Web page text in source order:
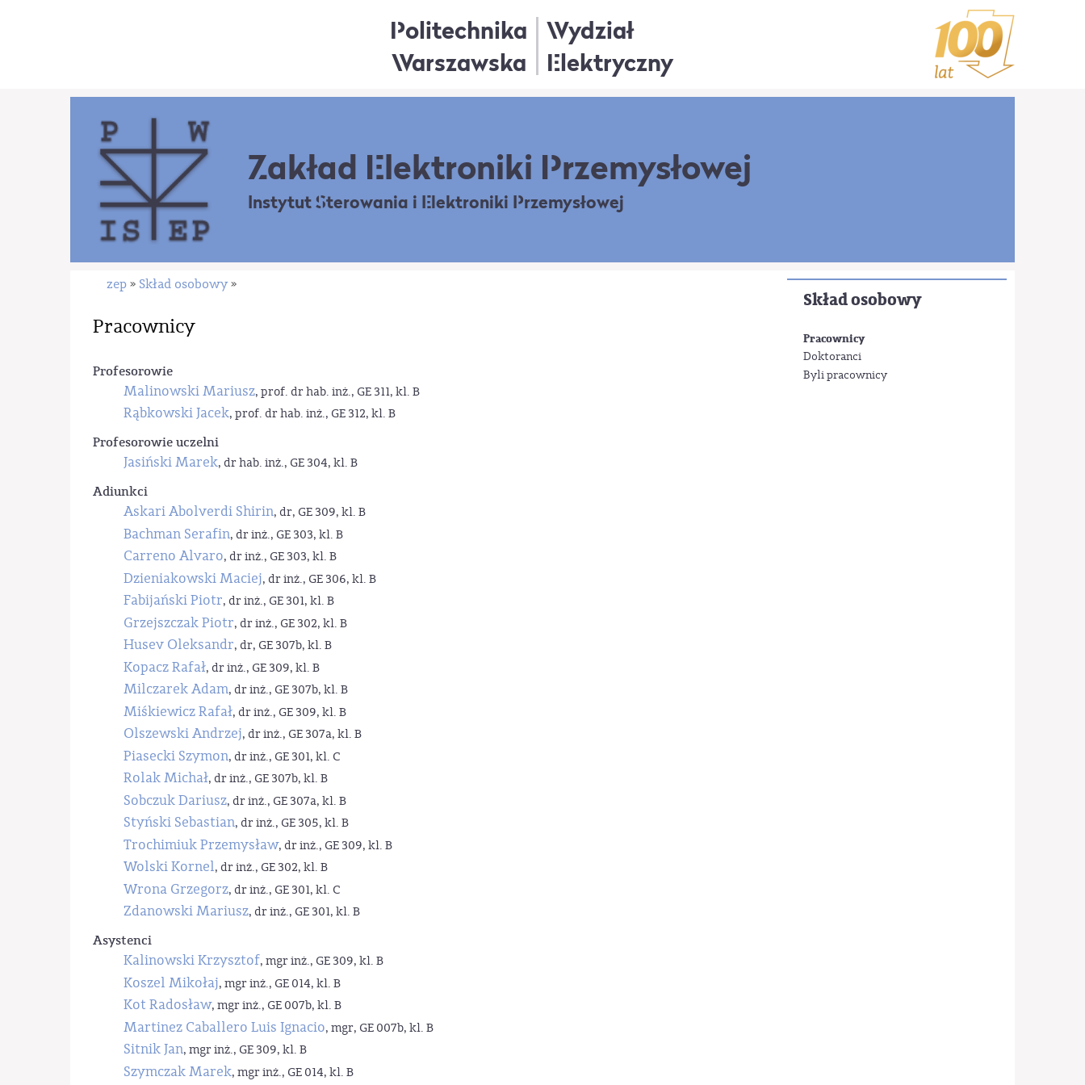
Politechnika
Warszawska
Wydział
Elektryczny
Zakład Elektroniki Przemysłowej
Instytut Sterowania i Elektroniki Przemysłowej
Skład osobowy
Pracownicy
Doktoranci
Byli pracownicy
zep » Skład osobowy »
Pracownicy
Profesorowie
Malinowski Mariusz, prof. dr hab. inż., GE 311, kl. B
Rąbkowski Jacek, prof. dr hab. inż., GE 312, kl. B
Profesorowie uczelni
Jasiński Marek, dr hab. inż., GE 304, kl. B
Adiunkci
Askari Abolverdi Shirin, dr, GE 309, kl. B
Bachman Serafin, dr inż., GE 303, kl. B
Carreno Alvaro, dr inż., GE 303, kl. B
Dzieniakowski Maciej, dr inż., GE 306, kl. B
Fabijański Piotr, dr inż., GE 301, kl. B
Grzejszczak Piotr, dr inż., GE 302, kl. B
Husev Oleksandr, dr, GE 307b, kl. B
Kopacz Rafał, dr inż., GE 309, kl. B
Milczarek Adam, dr inż., GE 307b, kl. B
Miśkiewicz Rafał, dr inż., GE 309, kl. B
Olszewski Andrzej, dr inż., GE 307a, kl. B
Piasecki Szymon, dr inż., GE 301, kl. C
Rolak Michał, dr inż., GE 307b, kl. B
Sobczuk Dariusz, dr inż., GE 307a, kl. B
Styński Sebastian, dr inż., GE 305, kl. B
Trochimiuk Przemysław, dr inż., GE 309, kl. B
Wolski Kornel, dr inż., GE 302, kl. B
Wrona Grzegorz, dr inż., GE 301, kl. C
Zdanowski Mariusz, dr inż., GE 301, kl. B
Asystenci
Kalinowski Krzysztof, mgr inż., GE 309, kl. B
Koszel Mikołaj, mgr inż., GE 014, kl. B
Kot Radosław, mgr inż., GE 007b, kl. B
Martinez Caballero Luis Ignacio, mgr, GE 007b, kl. B
Sitnik Jan, mgr inż., GE 309, kl. B
Szymczak Marek, mgr inż., GE 014, kl. B